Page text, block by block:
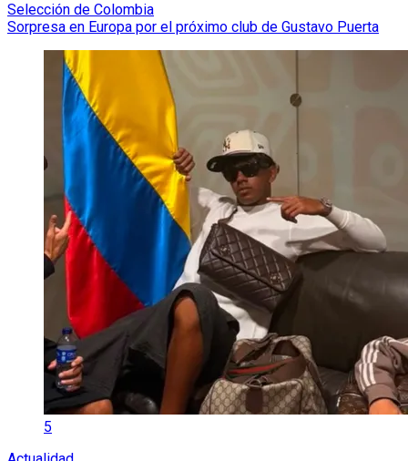
Selección de Colombia
Sorpresa en Europa por el próximo club de Gustavo Puerta
5